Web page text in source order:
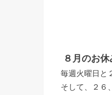
８月のお休
毎週火曜日と
そして、２６